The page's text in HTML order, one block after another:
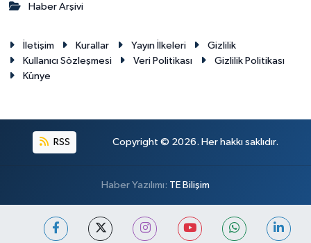
Haber Arşivi
İletişim Kurallar Yayın İlkeleri
Gizlilik
Kullanıcı Sözleşmesi
Veri Politikası
Gizlilik Politikası
Künye
RSS Copyright © 2026. Her hakkı saklıdır.
Haber Yazılımı: TE Bilişim